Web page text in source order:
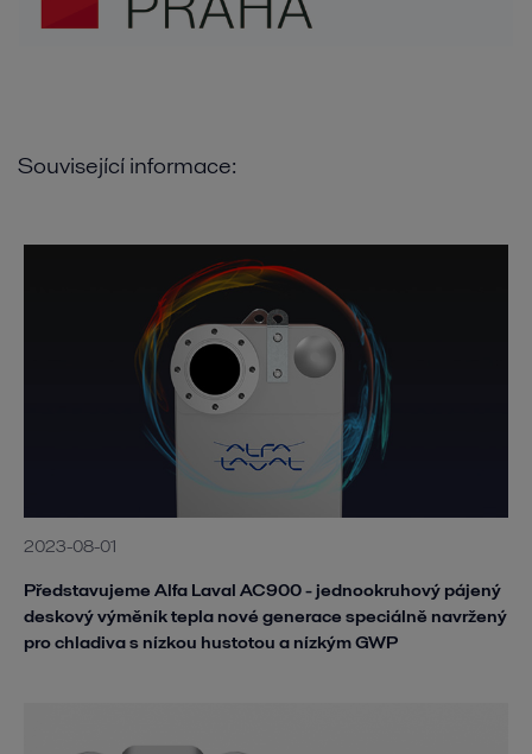
Související informace:
2023-08-01
Představujeme Alfa Laval AC900 - jednookruhový pájený
deskový výměník tepla nové generace speciálně navržený
pro chladiva s nízkou hustotou a nízkým GWP